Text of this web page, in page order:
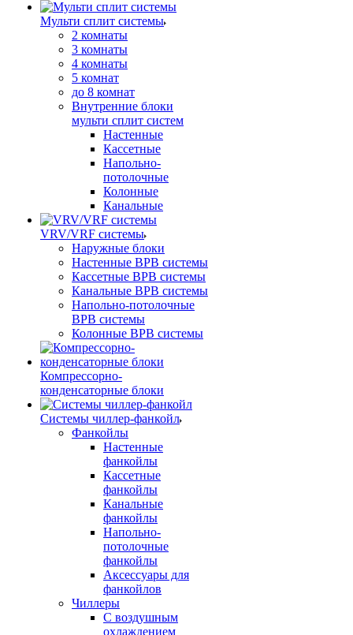
Мульти сплит системы
2 комнаты
3 комнаты
4 комнаты
5 комнат
до 8 комнат
Внутренние блоки
мульти сплит систем
Настенные
Кассетные
Напольно-
потолочные
Колонные
Канальные
VRV/VRF системы
Наружные блоки
Настенные ВРВ системы
Кассетные ВРВ системы
Канальные ВРВ системы
Напольно-потолочные
ВРВ системы
Колонные ВРВ системы
Компрессорно-
конденсаторные блоки
Системы чиллер-фанкойл
Фанкойлы
Настенные
фанкойлы
Кассетные
фанкойлы
Канальные
фанкойлы
Напольно-
потолочные
фанкойлы
Аксессуары для
фанкойлов
Чиллеры
С воздушным
охлаждением